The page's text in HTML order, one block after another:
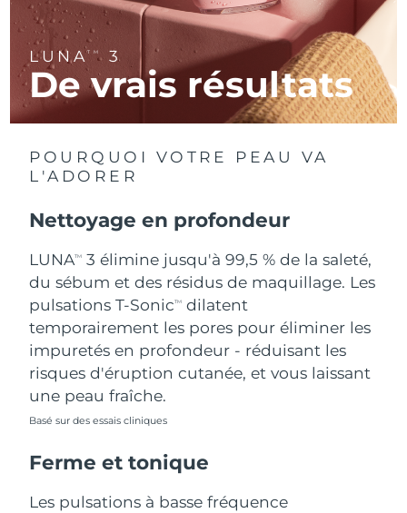
LUNATM 3
De vrais résultats
POURQUOI VOTRE PEAU VA
L'ADORER
Nettoyage en profondeur
LUNATM
3 élimine jusqu'à 99,5 % de la saleté,
du sébum et des résidus de maquillage. Les
pulsations T-SonicTM
dilatent
temporairement les pores pour éliminer les
impuretés en profondeur - réduisant les
risques d'éruption cutanée, et vous laissant
une peau fraîche.
Basé sur des essais cliniques
Ferme et tonique
Les pulsations à basse fréquence
R.A.S. chinoise de
Macao
Livraison estimée8/12/26
Malaisie Livraison estimée8/13/26
Malte
Monaco Livraison estimée
Pays-Bas Livraison estimée 8/10/26
Nouvelle-Zélande
Norvège Livraison estimée8/10/26
Oman